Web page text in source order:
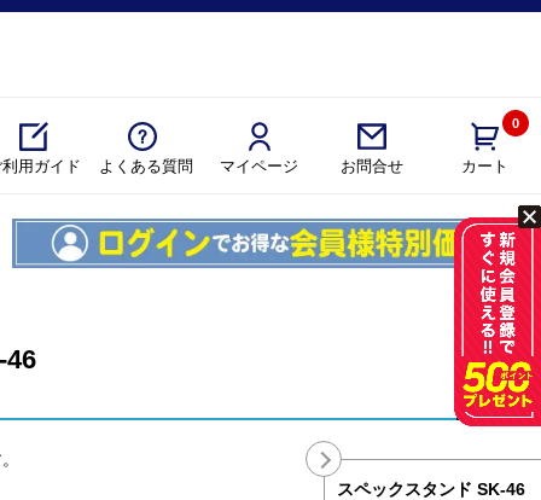
用ガイド よくある質問 マイページ お問合せ カート
0
46
スペックスタンド SK-46